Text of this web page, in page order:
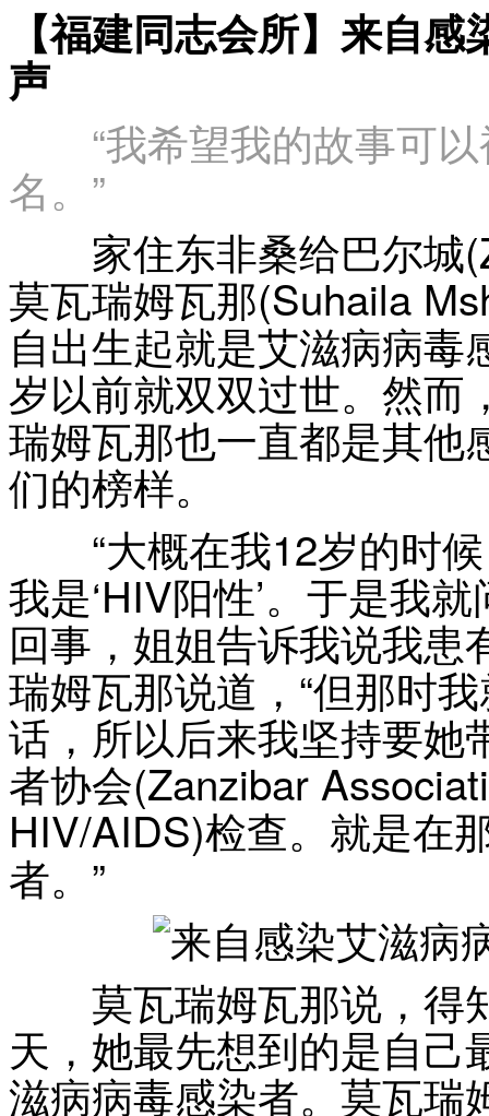
【福建同志会所】 来自感
声
“我希望我的故事可
名。”
家住东非桑给巴尔城
莫瓦瑞姆瓦那(Suhaila
自出生起就是艾滋病病
岁以前就双双过世。然而
瑞姆瓦那也一直都是其他
们的榜样。
“大概在我12岁的时候
我是‘HIV阳性’。于是我
回事，姐姐告诉我说我患
瑞姆瓦那说道，“但那时
话，所以后来我坚持要她
者协会(Zanzibar
HIV/AIDS)检查。就是在
者。”
莫瓦瑞姆瓦那说，得
天，她最先想到的是自
滋病病毒感染者。莫瓦瑞